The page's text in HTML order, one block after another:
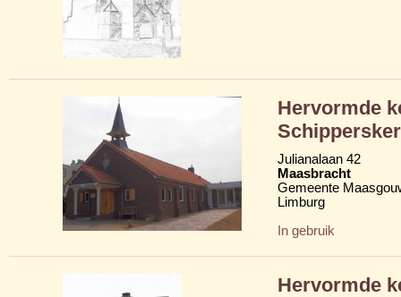
Hervormde
Julianalaan 42
Maasbracht
Gemeente
Limburg
In gebruik
Hervormde